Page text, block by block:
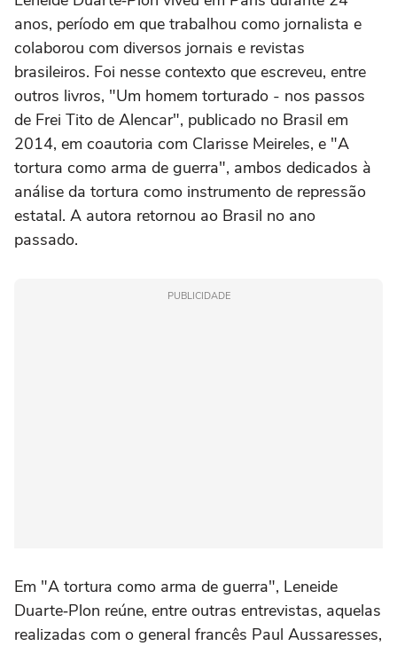
anos, período em que trabalhou como jornalista e
colaborou com diversos jornais e revistas
brasileiros. Foi nesse contexto que escreveu, entre
outros livros, "Um homem torturado - nos passos
de Frei Tito de Alencar", publicado no Brasil em
2014, em coautoria com Clarisse Meireles, e "A
tortura como arma de guerra", ambos dedicados à
análise da tortura como instrumento de repressão
estatal. A autora retornou ao Brasil no ano
passado.
PUBLICIDADE
Em "A tortura como arma de guerra", Leneide
Duarte‑Plon reúne, entre outras entrevistas, aquelas
realizadas com o general francês Paul Aussaresses,